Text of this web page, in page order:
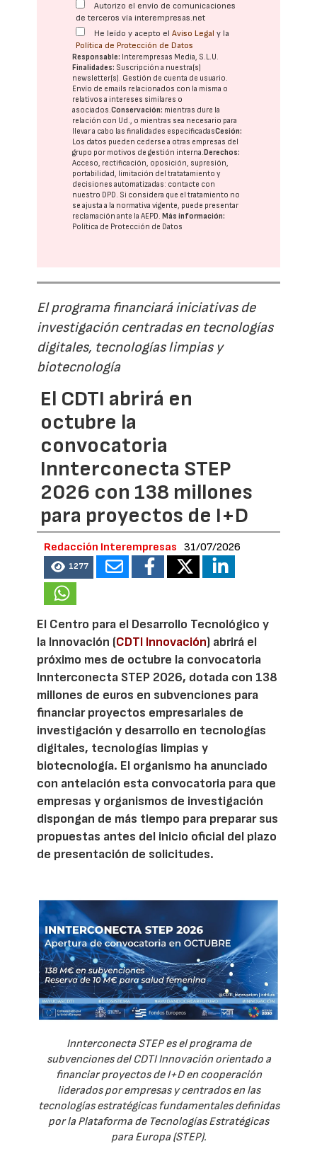
Autorizo el envío de comunicaciones
de terceros vía interempresas.net
He leído y acepto elAviso Legal y la
Política de Protección de Datos
Responsable: Interempresas Media, S.L.U.
Finalidades: Suscripción a nuestra(s)
newsletter(s). Gestión de cuenta de usuario.
Envío de emails relacionados con la misma o
relativos a intereses similares o
asociados.Conservación: mientras dure la
relación con Ud., o mientras sea necesario para
llevar a cabo las finalidades especificadasCesión:
Los datos pueden cederse a otras empresas del
grupo por motivos de gestión interna. Derechos:
Acceso, rectificación, oposición, supresión,
portabilidad, limitación del tratatamiento y
decisiones automatizadas: contacte con
nuestro DPD. Si considera que el tratamiento no
se ajusta a la normativa vigente, puede presentar
reclamación ante laAEPD. Más información:
Política de Protección de Datos
El programa financiará iniciativas de
investigación centradas en tecnologías
digitales, tecnologías limpias y
biotecnología
El CDTI abrirá en
octubre la
convocatoria
Innterconecta STEP
2026 con 138 millones
para proyectos de I+D
Redacción Interempresas 31/07/2026
1277
El Centro para el Desarrollo Tecnológico y
la Innovación (CDTI Innovación) abrirá el
próximo mes de octubre la convocatoria
Innterconecta STEP 2026, dotada con 138
millones de euros en subvenciones para
financiar proyectos empresariales de
investigación y desarrollo en tecnologías
digitales, tecnologías limpias y
biotecnología. El organismo ha anunciado
con antelación esta convocatoria para que
empresas y organismos de investigación
dispongan de más tiempo para preparar sus
propuestas antes del inicio oficial del plazo
de presentación de solicitudes.
Innterconecta STEP es el programa de
subvenciones del CDTI Innovación orientado a
financiar proyectos de I+D en cooperación
liderados por empresas y centrados en las
tecnologías estratégicas fundamentales definidas
por la Plataforma de Tecnologías Estratégicas
para Europa (STEP).